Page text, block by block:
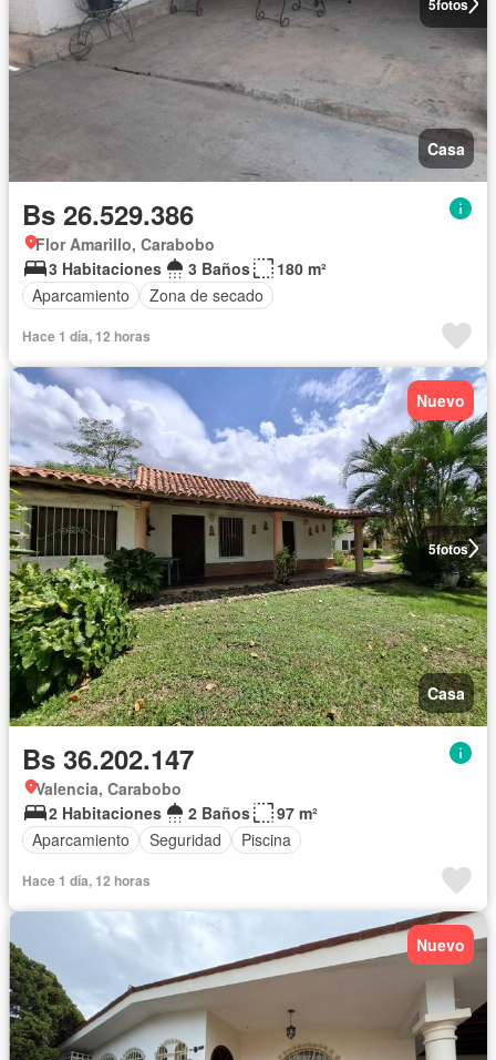
Casa
Bs 26.529.386
Flor Amarillo, Carabobo
3 Habitaciones
3 Baños
180 m²
Aparcamiento
Zona de secado
Hace 1 día, 12 horas
5fotos
Nuevo
Casa
Bs 36.202.147
Valencia, Carabobo
2 Habitaciones
2 Baños
97 m²
Aparcamiento
Seguridad Piscina
Hace 1 día, 12 horas
Nuevo